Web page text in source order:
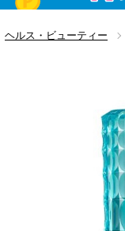
ヘルス・ビューティー